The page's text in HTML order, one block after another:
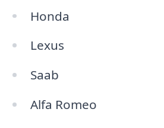
Honda
Lexus
Saab
Alfa Romeo